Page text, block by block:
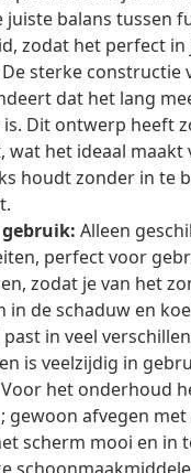
juiste balans tussen
zodat het perfect in
De sterke constructie
dat het lang
Dit ontwerp heeft
wat het ideaal maakt
houdt zonder in te
Alleen
perfect voor
zodat je van het
in de schaduw en
in veel
is veelzijdig in
Voor het onderhoud
gewoon afvegen
scherm mooi en in